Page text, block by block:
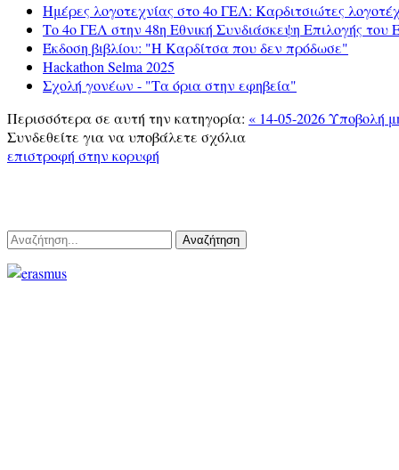
Ημέρες λογοτεχνίας στο 4ο ΓΕΛ: Καρδιτσιώτες
Το 4ο ΓΕΛ στην 48η Εθνική Συνδιάσκεψη Επιλογής
Έκδοση βιβλίου: "Η Καρδίτσα που δεν πρόδωσε"
Hackathon Selma 2025
Σχολή γονέων - "Τα όρια στην εφηβεία"
Περισσότερα σε αυτή την κατηγορία: « 14-05-2026 Υποβολή
Συνδεθείτε για να υποβάλετε σχόλια
επιστροφή στην κορυφή
Αναζήτηση